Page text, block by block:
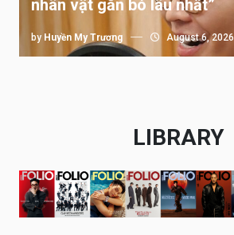
nhân vật gắn bó lâu nhất”
by Huyền My Trương August 6, 2026
LIBRARY